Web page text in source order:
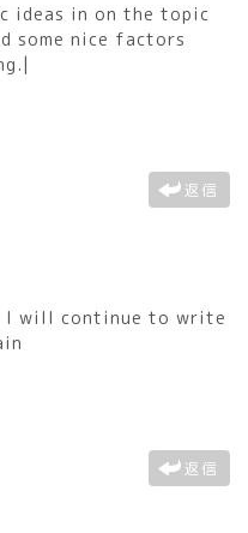
ideas in on the topic
some nice factors
返信
I will continue to write
返信